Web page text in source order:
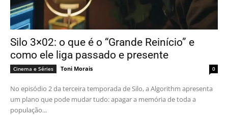
Silo 3×02: o que é o “Grande Reinício” e
como ele liga passado e presente
Cinema e Séries Toni Morais 0
No episódio 2 da terceira temporada de Silo, a Algorithm apresenta
um plano que pode mudar tudo: apagar a memória de toda a
população...